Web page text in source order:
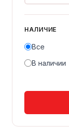
НАЛИЧИЕ
Все
В наличии